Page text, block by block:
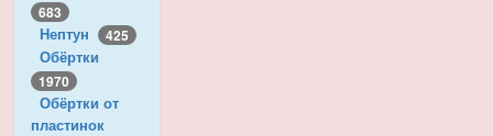
683
Нептун 425
Обёртки
1970
Обёртки от
пластинок